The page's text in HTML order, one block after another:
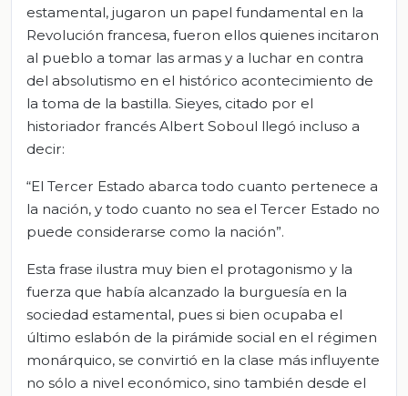
estamental, jugaron un papel fundamental en la
Revolución francesa, fueron ellos quienes incitaron
al pueblo a tomar las armas y a luchar en contra
del absolutismo en el histórico acontecimiento de
la toma de la bastilla. Sieyes, citado por el
historiador francés Albert Soboul llegó incluso a
decir:
“El Tercer Estado abarca todo cuanto pertenece a
la nación, y todo cuanto no sea el Tercer Estado no
puede considerarse como la nación”.
Esta frase ilustra muy bien el protagonismo y la
fuerza que había alcanzado la burguesía en la
sociedad estamental, pues si bien ocupaba el
último eslabón de la pirámide social en el régimen
monárquico, se convirtió en la clase más influyente
no sólo a nivel económico, sino también desde el